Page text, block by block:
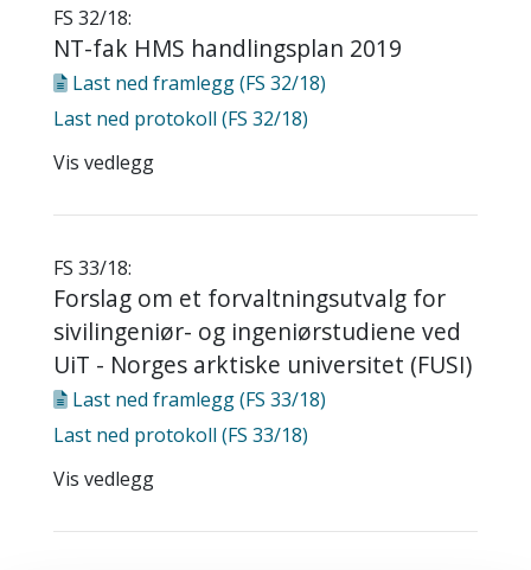
FS 32/18:
NT-fak HMS handlingsplan 2019
Last ned framlegg (FS 32/18)
Last ned protokoll (FS 32/18)
Vis vedlegg
FS 33/18:
Forslag om et forvaltningsutvalg for
sivilingeniør- og ingeniørstudiene ved
UiT - Norges arktiske universitet (FUSI)
Last ned framlegg (FS 33/18)
Last ned protokoll (FS 33/18)
Vis vedlegg